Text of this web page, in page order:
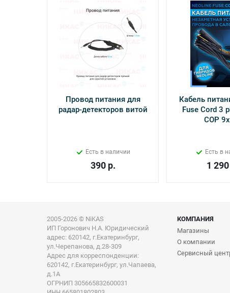
Провод питания для
радар-детекторов витой
Есть в наличии
390р.
Кабель
Fuse Cord 3
СОР
Есть в
1 290
2005-2026 © NiKAS
ИП Горонович Н.А. Юридический
адрес: 620142, г.Екатеринбург,
ул.Черепанова, д.28-309
Адрес для корреспонденции:
620142, г.Екатеринбург, ул.Чапаева,
д.1А
ОГРНИП 305665832600031
КОМПАНИЯ
Магазины
О компании
Сервисный